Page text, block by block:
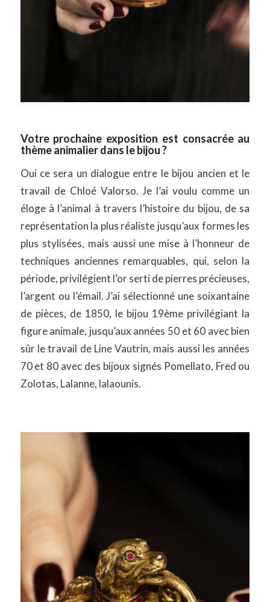
Votre prochaine exposition est consacrée au
thème animalier dans le bijou ?
Oui ce sera un dialogue entre le bijou ancien et le
travail de Chloé Valorso. Je l’ai voulu comme un
éloge à l’animal à travers l’histoire du bijou, de sa
représentation la plus réaliste jusqu’aux formes les
plus stylisées, mais aussi une mise à l’honneur de
techniques anciennes remarquables, qui, selon la
période, privilégient l’or serti de pierres précieuses,
l’argent ou l’émail. J’ai sélectionné une soixantaine
de pièces, de 1850, le bijou 19ème privilégiant la
figure animale, jusqu’aux années 50 et 60 avec bien
sûr le travail de Line Vautrin, mais aussi les années
70 et 80 avec des bijoux signés Pomellato, Fred ou
Zolotas, Lalanne, lalaounis.